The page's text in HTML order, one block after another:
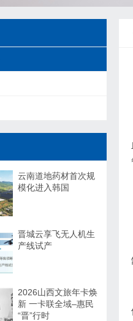
云南道地药材首次规
模化进入韩国
晋城云享飞无人机生
产线试产
2026山西文旅年卡焕
新 一卡联全域–惠民
“晋”行时